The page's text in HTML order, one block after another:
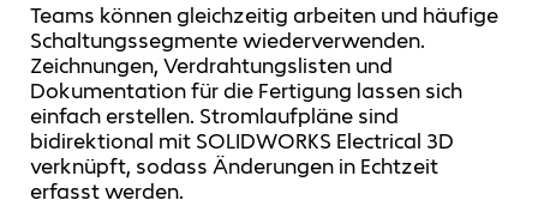
Teams können gleichzeitig arbeiten und häufige
Schaltungssegmente wiederverwenden.
Zeichnungen, Verdrahtungslisten und
Dokumentation für die Fertigung lassen sich
einfach erstellen. Stromlaufpläne sind
bidirektional mit SOLIDWORKS Electrical 3D
verknüpft, sodass Änderungen in Echtzeit
erfasst werden.